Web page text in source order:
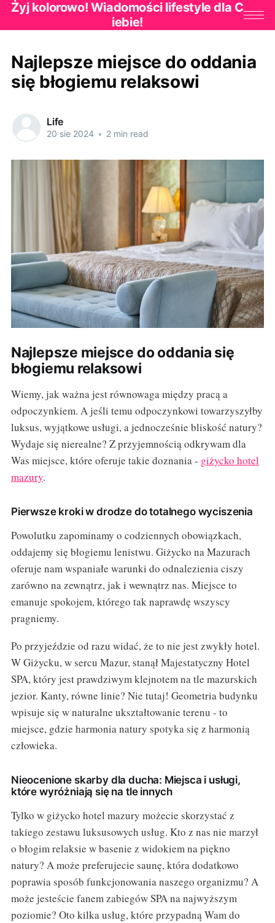
Żyj kolorowo! Wiadomości lifestyle dla C
iebie!
Najlepsze miejsce do oddania
się błogiemu relaksowi
Life
20 sie 2024 • 2 min read
Najlepsze miejsce do oddania się
błogiemu relaksowi
Wiemy, jak ważna jest równowaga między pracą a
odpoczynkiem. A jeśli temu odpoczynkowi towarzyszyłby
luksus, wyjątkowe usługi, a jednocześnie bliskość natury?
Wydaje się nierealne? Z przyjemnością odkrywam dla
Was miejsce, które oferuje takie doznania - giżycko hotel
mazury.
Pierwsze kroki w drodze do totalnego wyciszenia
Powolutku zapominamy o codziennych obowiązkach,
oddajemy się błogiemu lenistwu. Giżycko na Mazurach
oferuje nam wspaniałe warunki do odnalezienia ciszy
zarówno na zewnątrz, jak i wewnątrz nas. Miejsce to
emanuje spokojem, którego tak naprawdę wszyscy
pragniemy.
Po przyjeździe od razu widać, że to nie jest zwykły hotel.
W Giżycku, w sercu Mazur, stanął Majestatyczny Hotel
SPA, który jest prawdziwym klejnotem na tle mazurskich
jezior. Kanty, równe linie? Nie tutaj! Geometria budynku
wpisuje się w naturalne ukształtowanie terenu - to
miejsce, gdzie harmonia natury spotyka się z harmonią
człowieka.
Nieocenione skarby dla ducha: Miejsca i usługi,
które wyróżniają się na tle innych
Tylko w giżycko hotel mazury możecie skorzystać z
takiego zestawu luksusowych usług. Kto z nas nie marzył
o błogim relaksie w basenie z widokiem na piękno
natury? A może preferujecie saunę, która dodatkowo
poprawia sposób funkcjonowania naszego organizmu? A
może jesteście fanem zabiegów SPA na najwyższym
poziomie? Oto kilka usług, które przypadną Wam do